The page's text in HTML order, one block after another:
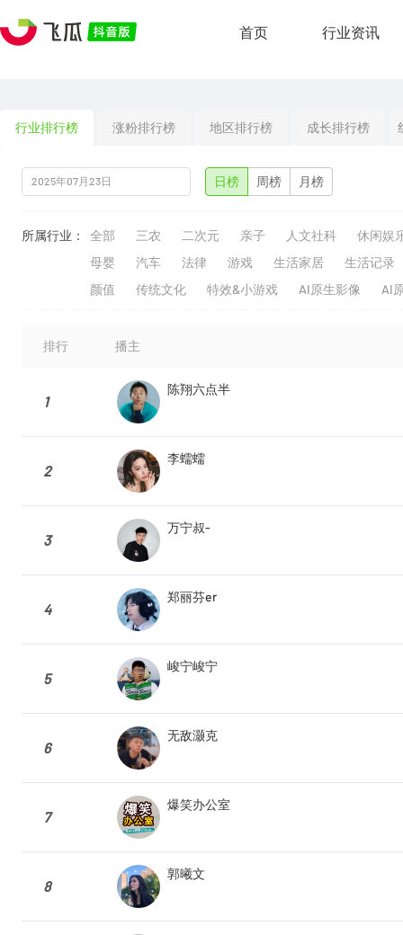
首页 行业资讯
行业排行榜 涨粉排行榜 地区排行榜 成长排行榜
日榜 周榜 月榜
所属行业： 全部 三农 二次元 亲子 人文社科
休闲娱
母婴
汽车 法律 游戏 生活家居
生活记录
颜值
传统文化 特效&小游戏 AI原生影像 AI
排行 播主
1
陈翔六点半
2
李蠕蠕
3
万宁叔-
4
郑丽芬er
5
峻宁峻宁
6
无敌灏克
7
爆笑办公室
8
郭曦文